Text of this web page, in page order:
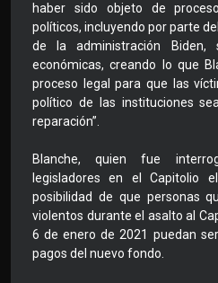
haber sido objeto de
políticos, incluyendo por parte
de la administración Biden,
económicas, creando lo que
proceso legal para que las
político de las instituciones
reparación”.
Blanche, quien fue
legisladores en el Capitolio
posibilidad de que personas
violentos durante el asalto al
6 de enero de 2021 puedan
pagos del nuevo fondo.